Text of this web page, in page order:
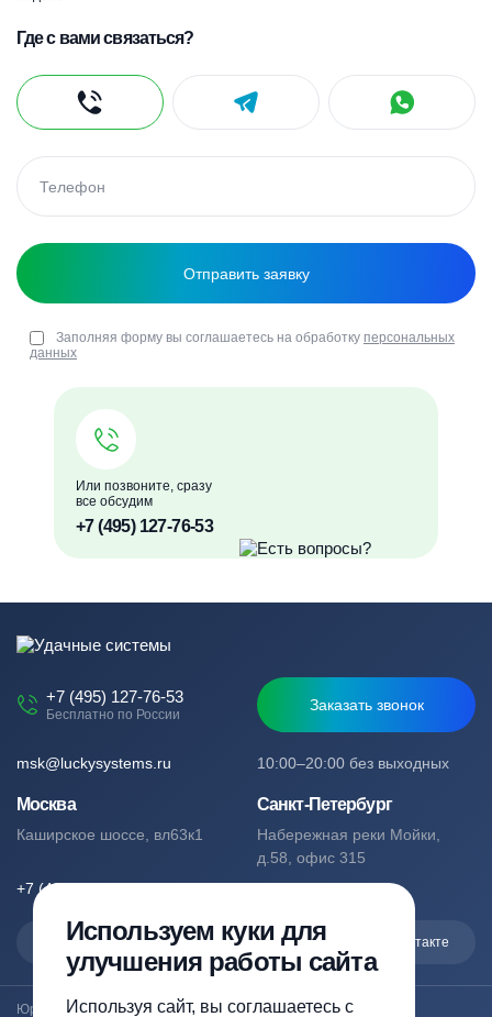
Или позвоните, сразу
все обсудим
+7 (495) 127-76-53
Где с вами связаться?
Заполняя форму вы соглашаетесь на обработку персональных
данных
+7 (495) 127-76-53
Бесплатно по России
Заказать звонок
10:00–20:00 без выходных
msk@luckysystems.ru
Москва
Каширское шоссе, вл63к1
+7 (495) 127-76-53
Санкт-Петербург
Набережная реки Мойки,
д.58, офис 315
+7 (812) 244-49-61
Max Telegram Вконтакте
Юридический адрес: Москва, Каширское шоссе, вл63к1
Используем куки для
улучшения работы сайта
Используя сайт, вы соглашаетесь с